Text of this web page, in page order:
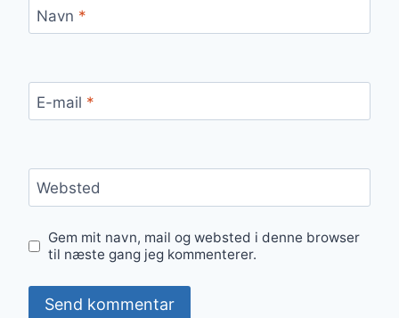
Navn *
E-mail *
Websted
Gem mit navn, mail og websted i denne browser
til næste gang jeg kommenterer.